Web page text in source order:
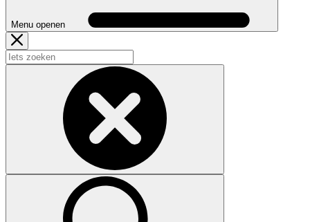
Menu openen